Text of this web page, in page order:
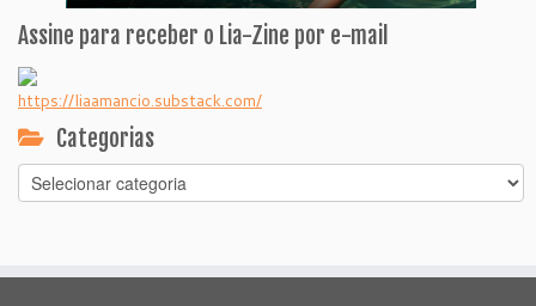
Assine para receber o Lia-Zine por e-mail
https://liaamancio.substack.com/
Categorias
Categorias